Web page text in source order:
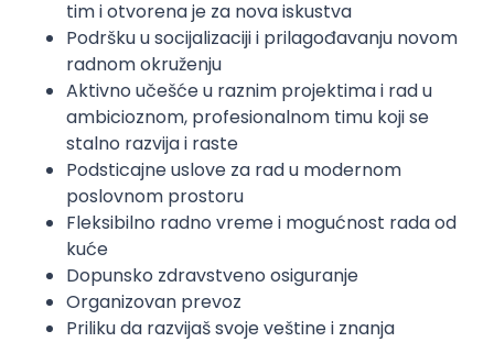
tim i otvorena je za nova iskustva
Podršku u socijalizaciji i prilagođavanju novom
radnom okruženju
Aktivno učešće u raznim projektima i rad u
ambicioznom, profesionalnom timu koji se
stalno razvija i raste
Podsticajne uslove za rad u modernom
poslovnom prostoru
Fleksibilno radno vreme i mogućnost rada od
kuće
Dopunsko zdravstveno osiguranje
Organizovan prevoz
Priliku da razvijaš svoje veštine i znanja